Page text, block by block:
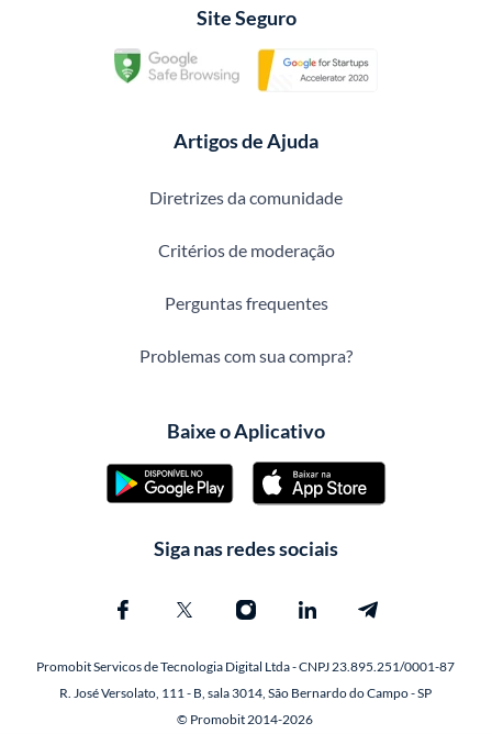
Site Seguro
Artigos de Ajuda
Diretrizes da comunidade
Critérios de moderação
Perguntas frequentes
Problemas com sua compra?
Baixe o Aplicativo
Siga nas redes sociais
Promobit Servicos de Tecnologia Digital Ltda - CNPJ 23.895.251/0001-87
R. José Versolato, 111 - B, sala 3014, São Bernardo do Campo - SP
© Promobit 2014-2026